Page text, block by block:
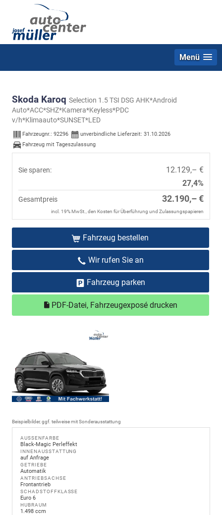
Menü
Skoda Karoq Selection 1.5 TSI DSG AHK*Android
Auto*ACC*SHZ*Kamera*Keyless*PDC
v/h*Klimaauto*SUNSET*LED
Fahrzeugnr.: 92296 unverbindliche Lieferzeit: 31.10.2026
Fahrzeug mit Tageszulassung
Sie sparen:
12.129,– €
27,4%
Gesamtpreis 32.190,– €
incl. 19% MwSt., den Kosten für Überführung und Zulassungspapieren
Fahrzeug bestellen
Wir rufen Sie an
Fahrzeug parken
PDF-Datei, Fahrzeugexposé drucken
Beispielbilder, ggf. teilweise mit Sonderausstattung
AUSSENFARBE
Black-Magic Perleffekt
INNENAUSSTATTUNG
auf Anfrage
GETRIEBE
Automatik
ANTRIEBSACHSE
Frontantrieb
SCHADSTOFFKLASSE
Euro 6
HUBRAUM
1.498 ccm